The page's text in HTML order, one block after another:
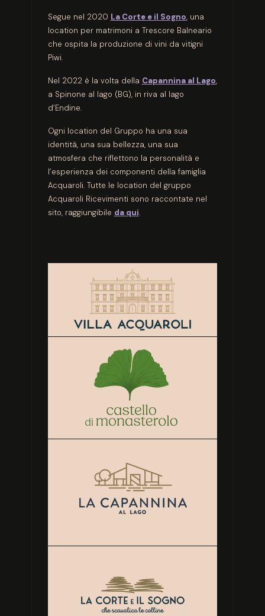
Segue nel 2020 La Corte e il Sogno, una
location per matrimoni a Trescore Balneario
che ospita la produzione di vini da vitigni
Piwi.
Nel 2022 è la volta della Capannina al Lago,
a Spinone al lago (BG), in riva al lago
d’Endine.
Ogni location del Gruppo ha una sua
identità, una sua bellezza, una sua
atmosfera che riflettono la personalità e
l’esperienza dei componenti della famiglia
Acquaroli. Tutte le location del gruppo
Acquaroli Ricevimenti sono raccontate nel
sito, raggiungibile da qui.